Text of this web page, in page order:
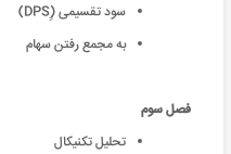
سود تقسیمی (ِِDPS)
به مجمع رفتن سهام
فصل سوم
تحلیل تکنیکال